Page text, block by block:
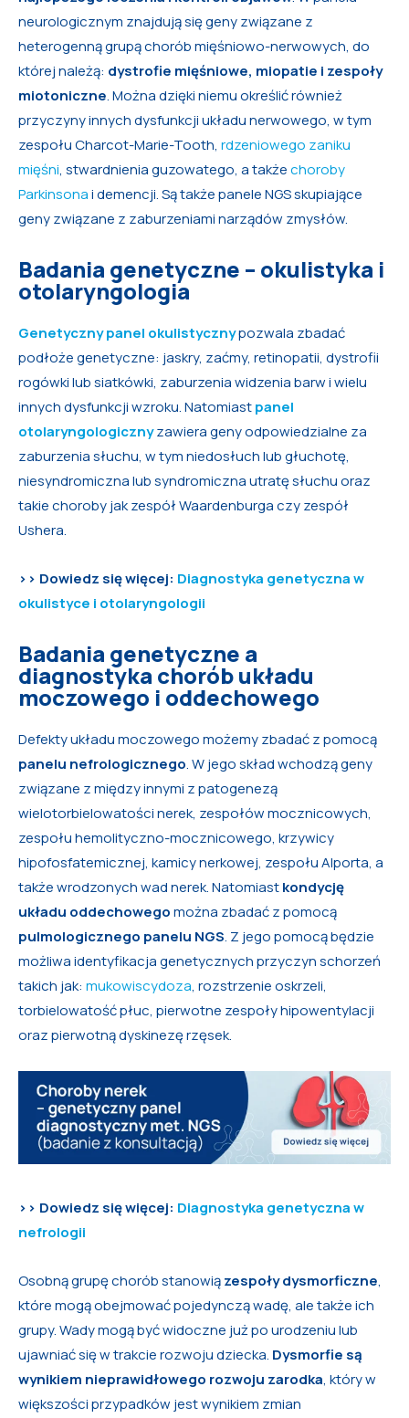
neurologicznym znajdują się geny związane z
heterogenną grupą chorób mięśniowo-nerwowych, do
której należą: dystrofie mięśniowe, miopatie i zespoły
miotoniczne. Można dzięki niemu określić również
przyczyny innych dysfunkcji układu nerwowego, w tym
zespołu Charcot-Marie-Tooth, rdzeniowego zaniku
mięśni, stwardnienia guzowatego, a takżechoroby
Parkinsonai demencji. Są także panele NGS skupiające
geny związane z zaburzeniami narządów zmysłów.
Badania genetyczne – okulistyka i
otolaryngologia
Genetyczny panel okulistycznypozwala zbadać
podłoże genetyczne: jaskry, zaćmy, retinopatii, dystrofii
rogówki lub siatkówki, zaburzenia widzenia barw i wielu
innych dysfunkcji wzroku. Natomiastpanel
otolaryngologicznyzawiera geny odpowiedzialne za
zaburzenia słuchu, w tym niedosłuch lub głuchotę,
niesyndromiczna lub syndromiczna utratę słuchu oraz
takie choroby jak zespół Waardenburga czy zespół
Ushera.
>> Dowiedz się więcej: Diagnostyka genetyczna w
okulistyce i otolaryngologii
Badania genetyczne a
diagnostyka chorób układu
moczowego i oddechowego
Defekty układu moczowego możemy zbadać z pomocą
panelu nefrologicznego. W jego skład wchodzą geny
związane z między innymi z patogenezą
wielotorbielowatości nerek, zespołów mocznicowych,
zespołu hemolityczno-mocznicowego, krzywicy
hipofosfatemicznej, kamicy nerkowej, zespołu Alporta, a
także wrodzonych wad nerek. Natomiastkondycję
układu oddechowegomożna zbadać z pomocą
pulmologicznego panelu NGS. Z jego pomocą będzie
możliwa identyfikacja genetycznych przyczyn schorzeń
takich jak: mukowiscydoza, rozstrzenie oskrzeli,
torbielowatość płuc, pierwotne zespoły hipowentylacji
oraz pierwotną dyskinezę rzęsek.
>> Dowiedz się więcej: Diagnostyka genetyczna w
nefrologii
Osobną grupę chorób stanowiązespoły dysmorficzne,
które mogą obejmować pojedynczą wadę, ale także ich
grupy. Wady mogą być widoczne już po urodzeniu lub
ujawniać się w trakcie rozwoju dziecka. Dysmorfie są
wynikiem nieprawidłowego rozwoju zarodka, który w
większości przypadków jest wynikiem zmian